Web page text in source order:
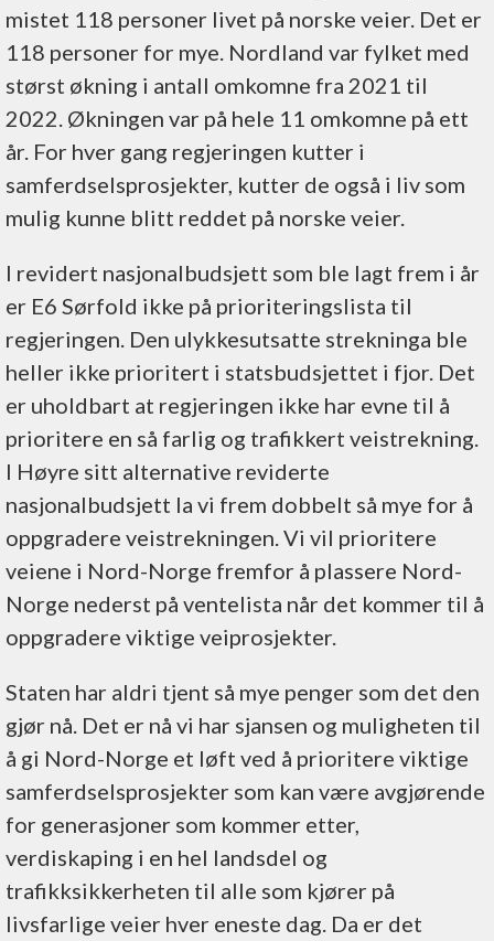
mistet 118 personer livet på norske veier. Det er
118 personer for mye. Nordland var fylket med
størst økning i antall omkomne fra 2021 til
2022. Økningen var på hele 11 omkomne på ett
år. For hver gang regjeringen kutter i
samferdselsprosjekter, kutter de også i liv som
mulig kunne blitt reddet på norske veier.
I revidert nasjonalbudsjett som ble lagt frem i år
er E6 Sørfold ikke på prioriteringslista til
regjeringen. Den ulykkesutsatte strekninga ble
heller ikke prioritert i statsbudsjettet i fjor. Det
er uholdbart at regjeringen ikke har evne til å
prioritere en så farlig og trafikkert veistrekning.
I Høyre sitt alternative reviderte
nasjonalbudsjett la vi frem dobbelt så mye for å
oppgradere veistrekningen. Vi vil prioritere
veiene i Nord-Norge fremfor å plassere Nord-
Norge nederst på ventelista når det kommer til å
oppgradere viktige veiprosjekter.
Staten har aldri tjent så mye penger som det den
gjør nå. Det er nå vi har sjansen og muligheten til
å gi Nord-Norge et løft ved å prioritere viktige
samferdselsprosjekter som kan være avgjørende
for generasjoner som kommer etter,
verdiskaping i en hel landsdel og
trafikksikkerheten til alle som kjører på
livsfarlige veier hver eneste dag. Da er det